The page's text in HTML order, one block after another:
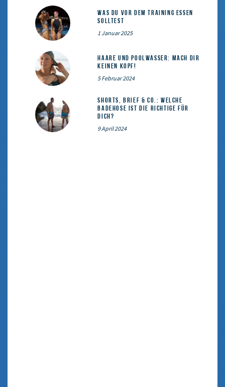
Was du vor dem Training essen
solltest
1 Januar 2025
Haare und Poolwasser: Mach dir
keinen Kopf!
5 Februar 2024
Shorts, Brief & Co.: Welche
Badehose ist die Richtige für
dich?
9 April 2024